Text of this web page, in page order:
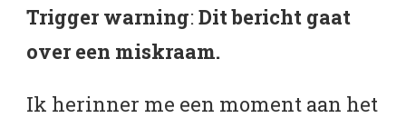
Trigger warning: Dit bericht gaat
over een miskraam.
Ik herinner me een moment aan het